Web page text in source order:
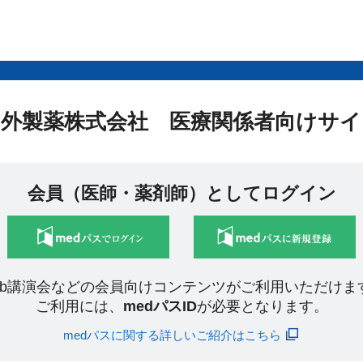
製薬株式会社 医療関係者向けサ
会員（医師・薬剤師）としてログイン
講演会などの会員向けコンテンツがご利用いただけま
ご利用には、 medパスIDが必要となります。
medパスに関する詳しいご紹介はこちら